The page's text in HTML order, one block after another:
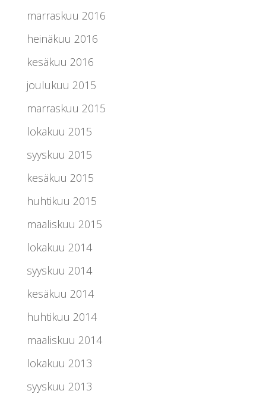
marraskuu 2016
heinäkuu 2016
kesäkuu 2016
joulukuu 2015
marraskuu 2015
lokakuu 2015
syyskuu 2015
kesäkuu 2015
huhtikuu 2015
maaliskuu 2015
lokakuu 2014
syyskuu 2014
kesäkuu 2014
huhtikuu 2014
maaliskuu 2014
lokakuu 2013
syyskuu 2013